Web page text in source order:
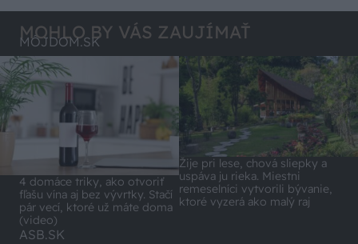
MOHLO BY VÁS ZAUJÍMAŤ
MÔJDOM.SK
4 domáce triky, ako otvoriť
fľašu vína aj bez vývrtky. Stačí
pár vecí, ktoré už máte doma
(video)
Žije pri lese, chová sliepky a
uspáva ju rieka. Miestni
remeselníci vytvorili bývanie,
ktoré vyzerá ako malý raj
ASB.SK